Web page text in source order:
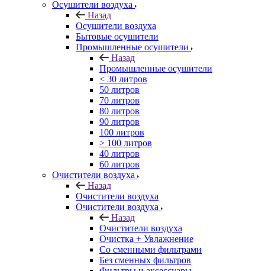
Осушители воздуха
Назад
Осушители воздуха
Бытовые осушители
Промышленные осушители
Назад
Промышленные осушители
< 30 литров
50 литров
70 литров
80 литров
90 литров
100 литров
> 100 литров
40 литров
60 литров
Очистители воздуха
Назад
Очистители воздуха
Очистители воздуха
Назад
Очистители воздуха
Очистка + Увлажнение
Cо сменными фильтрами
Без сменных фильтров